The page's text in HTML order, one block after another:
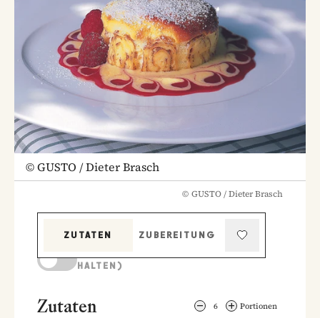
©GUSTO / Dieter Brasch
© GUSTO / Dieter Brasch
ZUTATEN
ZUBEREITUNG
HALTEN)
Zutaten 6 Portionen